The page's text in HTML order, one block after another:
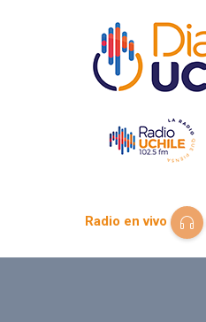
Radio en vivo